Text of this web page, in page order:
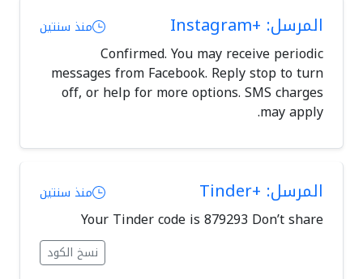
المرسل: +Instagram منذ سنتين
Confirmed. You may receive periodic
messages from Facebook. Reply stop to turn
off, or help for more options. SMS charges
may apply.
المرسل: +Tinder منذ سنتين
Your Tinder code is 879293 Don’t share
نسخ الكود